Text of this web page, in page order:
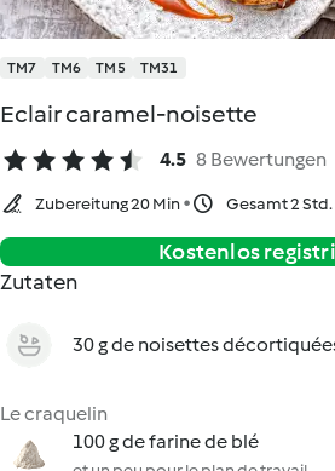
TM7 TM6 TM5 TM31
Eclair caramel-noisette
4.5 8 Bewertungen
Zubereitung 20 Min Gesamt 2 Std.
Kostenlos
Zutaten
30 g de noisettes
Le craquelin
100 g de farine de blé